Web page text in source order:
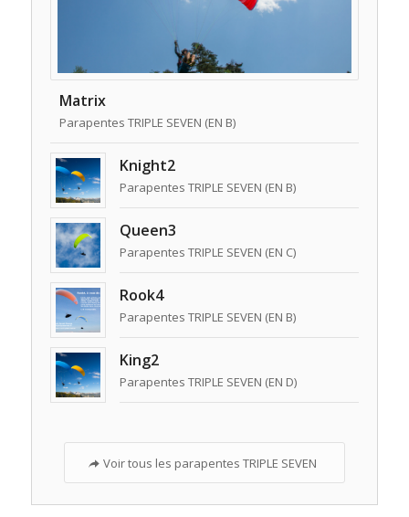
Matrix
Parapentes TRIPLE SEVEN (EN B)
Knight2
Parapentes TRIPLE SEVEN (EN B)
Queen3
Parapentes TRIPLE SEVEN (EN C)
Rook4
Parapentes TRIPLE SEVEN (EN B)
King2
Parapentes TRIPLE SEVEN (EN D)
Voir tous les parapentes TRIPLE SEVEN